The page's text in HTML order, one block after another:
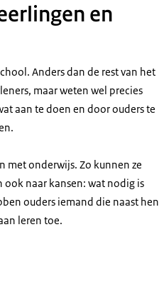
en
Anders dan de rest van het
maar weten wel precies
aan te doen en door ouders te
met onderwijs. Zo kunnen ze
naar kansen: wat nodig is
ouders iemand die naast hen
leren toe.